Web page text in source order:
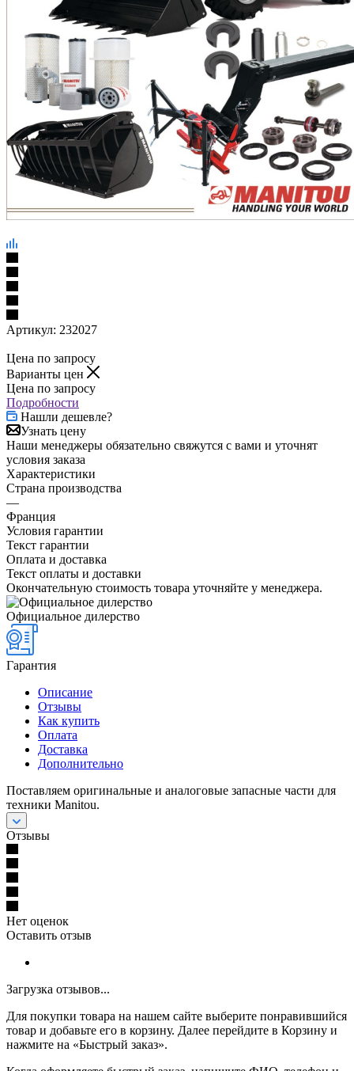
Артикул: 232027
Цена по запросу
Варианты цен
Цена по запросу
Подробности
Нашли дешевле?
Узнать цену
Наши менеджеры обязательно свяжутся с вами и уточнят
условия заказа
Характеристики
Страна производства
—
Франция
Условия гарантии
Текст гарантии
Оплата и доставка
Текст оплаты и доставки
Окончательную стоимость товара уточняйте у менеджера.
Официальное дилерство
Гарантия
Описание
Отзывы
Как купить
Оплата
Доставка
Дополнительно
Поставляем оригинальные и аналоговые запасные части для
техники Manitou.
Отзывы
Нет оценок
Оставить отзыв
Загрузка отзывов...
Для покупки товара на нашем сайте выберите понравившийся
товар и добавьте его в корзину. Далее перейдите в Корзину и
нажмите на «Быстрый заказ».